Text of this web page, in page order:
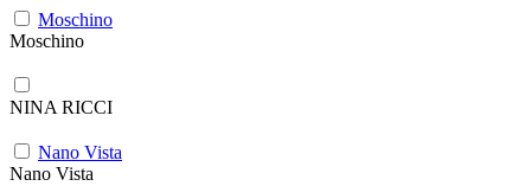
Moschino
Moschino
NINA RICCI
Nano Vista
Nano Vista